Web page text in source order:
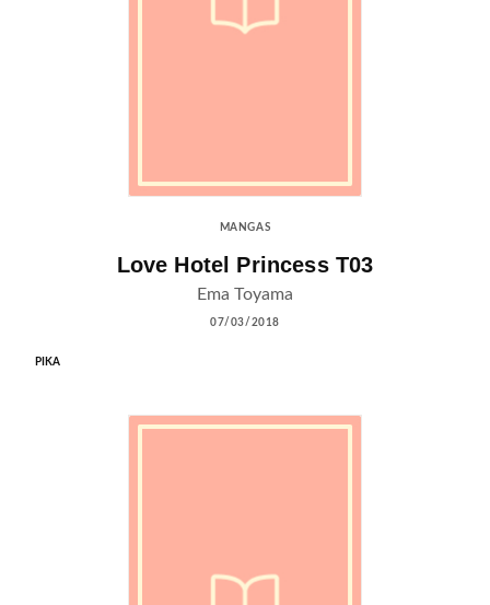
MANGAS
Love Hotel Princess T03
Ema Toyama
07/03/2018
PIKA